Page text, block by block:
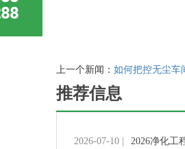
上一个新闻： 如何把控无尘车
推荐信息
2026-07-10 | 2026净化工